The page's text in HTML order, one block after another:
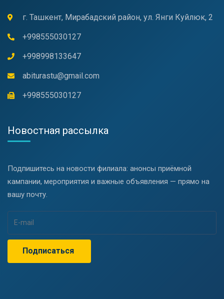
г. Ташкент, Мирабадский район, ул. Янги Куйлюк, 2
+998555030127
+998998133647
abiturastu@gmail.com
+998555030127
Новостная рассылка
Подпишитесь на новости филиала: анонсы приёмной
кампании, мероприятия и важные объявления — прямо на
вашу почту.